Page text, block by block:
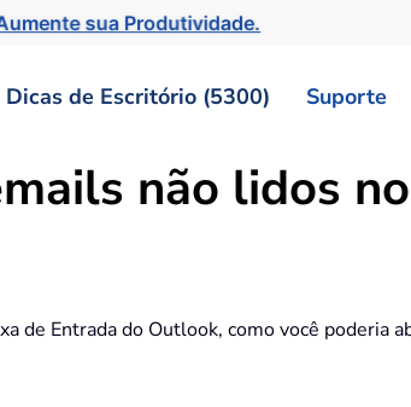
sua Produtividade.
Dicas de Escritório (5300) Suporte
não lidos
de Entrada do Outlook, como você poderia